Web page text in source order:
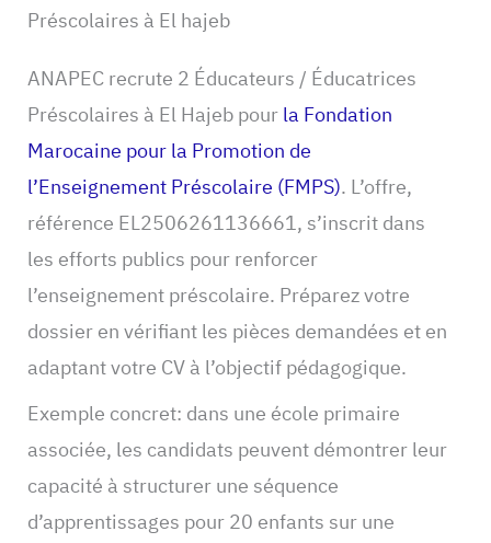
Préscolaires à El hajeb
ANAPEC recrute 2 Éducateurs / Éducatrices
Préscolaires à El Hajeb pourla Fondation
Marocaine pour la Promotion de
l’Enseignement Préscolaire (FMPS). L’offre,
référence EL2506261136661, s’inscrit dans
les efforts publics pour renforcer
l’enseignement préscolaire. Préparez votre
dossier en vérifiant les pièces demandées et en
adaptant votre CV à l’objectif pédagogique.
Exemple concret: dans une école primaire
associée, les candidats peuvent démontrer leur
capacité à structurer une séquence
d’apprentissages pour 20 enfants sur une